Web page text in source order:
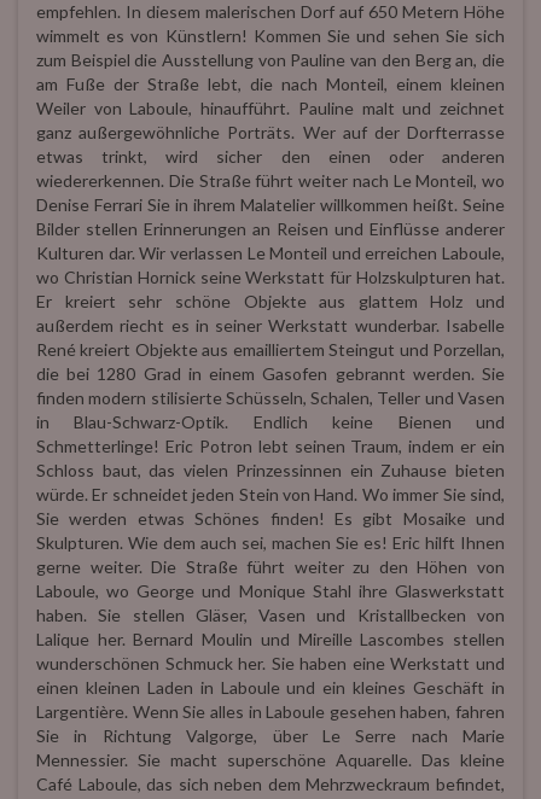
empfehlen. In diesem malerischen Dorf auf 650 Metern Höhe
wimmelt es von Künstlern! Kommen Sie und sehen Sie sich
zum Beispiel die Ausstellung von Pauline van den Berg an, die
am Fuße der Straße lebt, die nach Monteil, einem kleinen
Weiler von Laboule, hinaufführt. Pauline malt und zeichnet
ganz außergewöhnliche Porträts. Wer auf der Dorfterrasse
etwas trinkt, wird sicher den einen oder anderen
wiedererkennen. Die Straße führt weiter nach Le Monteil, wo
Denise Ferrari Sie in ihrem Malatelier willkommen heißt. Seine
Bilder stellen Erinnerungen an Reisen und Einflüsse anderer
Kulturen dar. Wir verlassen Le Monteil und erreichen Laboule,
wo Christian Hornick seine Werkstatt für Holzskulpturen hat.
Er kreiert sehr schöne Objekte aus glattem Holz und
außerdem riecht es in seiner Werkstatt wunderbar. Isabelle
René kreiert Objekte aus emailliertem Steingut und Porzellan,
die bei 1280 Grad in einem Gasofen gebrannt werden. Sie
finden modern stilisierte Schüsseln, Schalen, Teller und Vasen
in Blau-Schwarz-Optik. Endlich keine Bienen und
Schmetterlinge! Eric Potron lebt seinen Traum, indem er ein
Schloss baut, das vielen Prinzessinnen ein Zuhause bieten
würde. Er schneidet jeden Stein von Hand. Wo immer Sie sind,
Sie werden etwas Schönes finden! Es gibt Mosaike und
Skulpturen. Wie dem auch sei, machen Sie es! Eric hilft Ihnen
gerne weiter. Die Straße führt weiter zu den Höhen von
Laboule, wo George und Monique Stahl ihre Glaswerkstatt
haben. Sie stellen Gläser, Vasen und Kristallbecken von
Lalique her. Bernard Moulin und Mireille Lascombes stellen
wunderschönen Schmuck her. Sie haben eine Werkstatt und
einen kleinen Laden in Laboule und ein kleines Geschäft in
Largentière. Wenn Sie alles in Laboule gesehen haben, fahren
Sie in Richtung Valgorge, über Le Serre nach Marie
Mennessier. Sie macht superschöne Aquarelle. Das kleine
Café Laboule, das sich neben dem Mehrzweckraum befindet,